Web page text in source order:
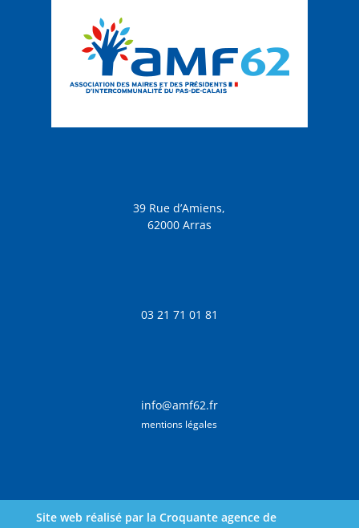
39 Rue d’Amiens,
62000 Arras
03 21 71 01 81
info@amf62.fr
mentions légales
Site web réalisé par la Croquante agence de